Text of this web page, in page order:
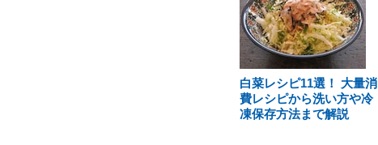
白菜レシピ11選！ 大量消
費レシピから洗い方や冷
凍保存方法まで解説